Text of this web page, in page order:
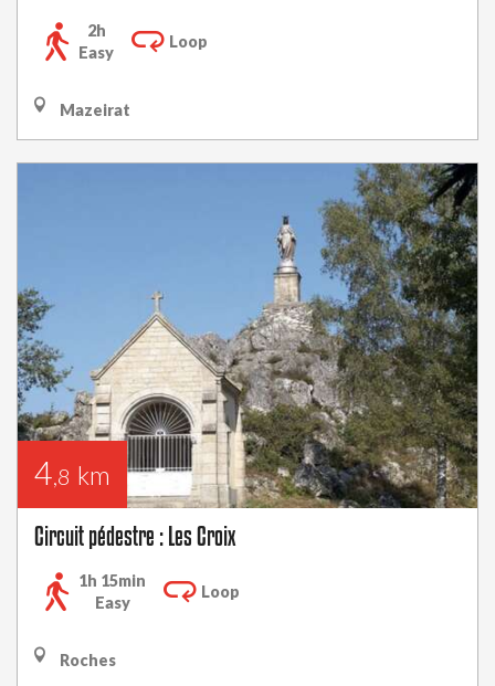
2h
Easy
Loop
Mazeirat
4,8 km
Circuit pédestre : Les Croix
1h 15min
Easy
Loop
Roches